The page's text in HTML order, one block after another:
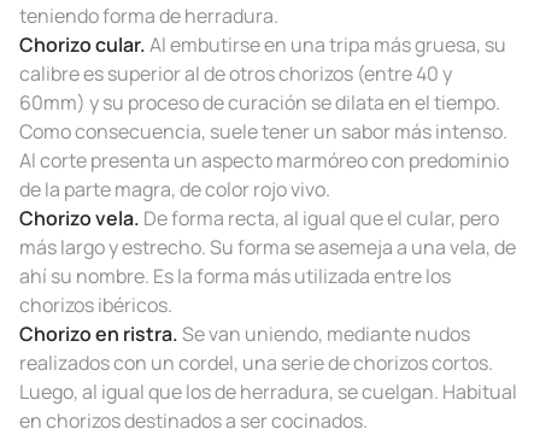
teniendo forma de herradura.
Chorizo cular.Al embutirse en una tripa más gruesa, su
calibre es superior al de otros chorizos (entre 40 y
60mm) y su proceso de curación se dilata en el tiempo.
Como consecuencia, suele tener un sabor más intenso.
Al corte presenta un aspecto marmóreo con predominio
de la parte magra, de color rojo vivo.
Chorizo vela. De forma recta, al igual que el cular, pero
más largo y estrecho. Su forma se asemeja a una vela, de
ahí su nombre. Es la forma más utilizada entre los
chorizos ibéricos.
Chorizo en ristra.Se van uniendo, mediante nudos
realizados con un cordel, una serie de chorizos cortos.
Luego, al igual que los de herradura, se cuelgan. Habitual
en chorizos destinados a ser cocinados.